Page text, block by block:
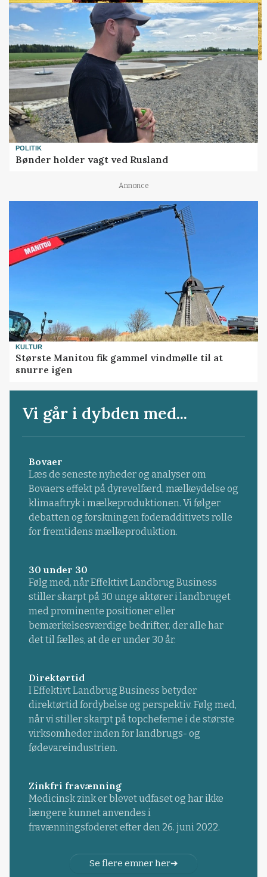
POLITIK
Bønder holder vagt ved Rusland
Annonce
KULTUR
Største Manitou fik gammel vindmølle til at
snurre igen
Vi går i dybden med...
Bovaer
Læs de seneste nyheder og analyser om
Bovaers effekt på dyrevelfærd, mælkeydelse og
klimaaftryk i mælkeproduktionen. Vi følger
debatten og forskningen foderadditivets rolle
for fremtidens mælkeproduktion.
30 under 30
Følg med, når Effektivt Landbrug Business
stiller skarpt på 30 unge aktører i landbruget
med prominente positioner eller
bemærkelsesværdige bedrifter, der alle har
det til fælles, at de er under 30 år.
Direktørtid
I Effektivt Landbrug Business betyder
direktørtid fordybelse og perspektiv. Følg med,
når vi stiller skarpt på topcheferne i de største
virksomheder inden for landbrugs- og
fødevareindustrien.
Zinkfri fravænning
Medicinsk zink er blevet udfaset og har ikke
længere kunnet anvendes i
fravænningsfoderet efter den 26. juni 2022.
Se flere emner her